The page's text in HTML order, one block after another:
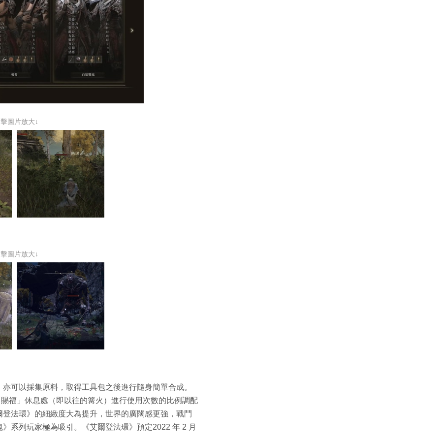
圖片放大↓
圖片放大↓
可以採集原料，取得工具包之後進行隨身簡單合成。
福」休息處（即以往的篝火）進行使用次數的比例調配
法環》的細緻度大為提升，世界的廣闊感更強，戰鬥
系列玩家極為吸引。《艾爾登法環》預定2022 年 2 月